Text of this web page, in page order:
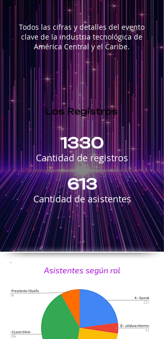
Todos las cifras y detalles del evento
clave de la industria tecnológica de
América Central y el Caribe.
1330
Cantidad de registros
613
Cantidad de asistentes
Los Registros
Asistentes según rol